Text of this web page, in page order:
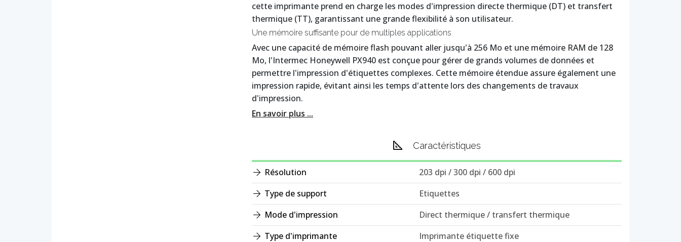
cette imprimante prend en charge les modes d'impression directe thermique (DT) et transfert
thermique (TT), garantissant une grande flexibilité à son utilisateur.
Une mémoire suffisante pour de multiples applications
Avec une capacité de mémoire flash pouvant aller jusqu'à 256 Mo et une mémoire RAM de 128
Mo, l'Intermec Honeywell PX940 est conçue pour gérer de grands volumes de données et
permettre l'impression d'étiquettes complexes. Cette mémoire étendue assure également une
impression rapide, évitant ainsi les temps d'attente lors des changements de travaux
d'impression.
En savoir plus ...
Caractéristiques
Résolution
203 dpi / 300 dpi / 600 dpi
Type de support
Etiquettes
Mode d'impression
Direct thermique / transfert thermique
Type d'imprimante
Imprimante étiquette fixe